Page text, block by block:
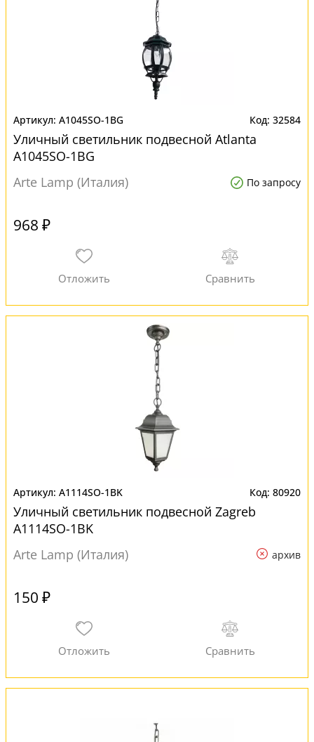
A1045SO-1BG 32584
Уличный светильник подвесной Atlanta
A1045SO-1BG
Arte Lamp (Италия)
По запросу
968 ₽
A1114SO-1BK 80920
Уличный светильник подвесной Zagreb
A1114SO-1BK
Arte Lamp (Италия)
архив
150 ₽